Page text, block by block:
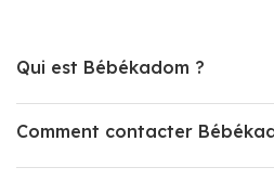
Qui est Bébékadom ?
Comment contacter